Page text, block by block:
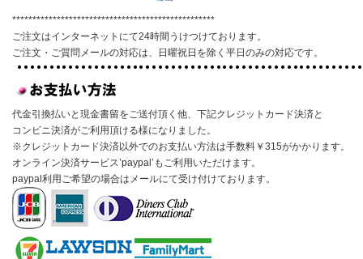
**************************************************
ご注文はインターネットにて24時間うけつけております。
ご注文・ご質問メールの対応は、日曜祝日を除く平日のみの対応です。
代金引換払いと現金書留をご送付頂く他、下記クレジットカード決済と
コンビニ決済がご利用頂ける様になりました。
※クレジットカード決済以外でのお支払い方法は手数料￥315がかかります。
オンライン決済サービス’paypal’もご利用いただけます。
paypal利用ご希望の場合はメールにて受け付けております。